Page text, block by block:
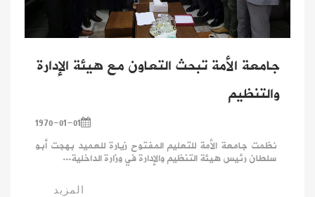
جامعة الأمة تبحث التعاون مع هيئة الإدارة
والتنظيم
1970-01-01
نظمت جامعة الأمة للتعليم المفتوح زيارة للعميد بهجت أبو
سلطان رئيس هيئة التنظيم والإدارة في وزارة الداخلية...
المزيد